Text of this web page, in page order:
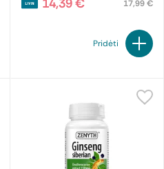
14,39 € 17,99 €
Pridėti